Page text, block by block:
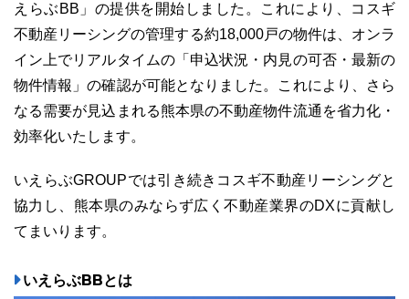
えらぶBB」の提供を開始しました。これにより、コスギ
不動産リーシングの管理する約18,000戸の物件は、オンラ
イン上でリアルタイムの「申込状況・内見の可否・最新の
物件情報」の確認が可能となりました。これにより、さら
なる需要が見込まれる熊本県の不動産物件流通を省力化・
効率化いたします。
いえらぶGROUPでは引き続きコスギ不動産リーシングと
協力し、熊本県のみならず広く不動産業界のDXに貢献し
てまいります。
いえらぶBBとは